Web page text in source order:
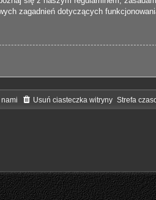
zagadnień dotyczących
Strefa
Usuń ciasteczka witryny
nami